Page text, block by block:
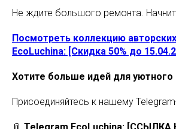
Не ждите большого ремонта.
Посмотреть коллекцию
EcoLuchina: [Скидка 50% до
Хотите больше идей для
Присоединяйтесь к нашему